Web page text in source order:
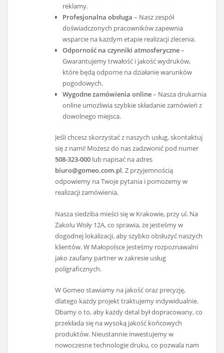
reklamy.
Profesjonalna obsługa – Nasz zespół
doświadczonych pracowników zapewnia
wsparcie na każdym etapie realizacji zlecenia.
Odporność na czynniki atmosferyczne–
Gwarantujemy trwałość i jakość wydruków,
które będą odporne na działanie warunków
pogodowych.
Wygodne zamówienia online– Nasza drukarnia
online umożliwia szybkie składanie zamówień z
dowolnego miejsca.
Jeśli chcesz skorzystać z naszych usług, skontaktuj
się z nami! Możesz do nas zadzwonić pod numer
508-323-000 lub napisać na adres
biuro@gomeo.com.pl. Z przyjemnością
odpowiemy na Twoje pytania i pomożemy w
realizacji zamówienia.
Nasza siedziba mieści się w Krakowie, przy ul. Na
Zakolu Wisły 12A, co sprawia, że jesteśmy w
dogodnej lokalizacji, aby szybko obsłużyć naszych
klientów. W Małopolsce jesteśmy rozpoznawalni
jako zaufany partner w zakresie usług
poligraficznych.
W Gomeo stawiamy na jakość oraz precyzję,
dlatego każdy projekt traktujemy indywidualnie.
Dbamy o to, aby każdy detal był dopracowany, co
przekłada się na wysoką jakość końcowych
produktów. Nieustannie inwestujemy w
nowoczesne technologie druku, co pozwala nam